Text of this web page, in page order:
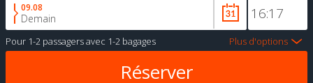
09.08
Demain
Pour 1-2 passagersavec 1-2 bagages Plus d'options